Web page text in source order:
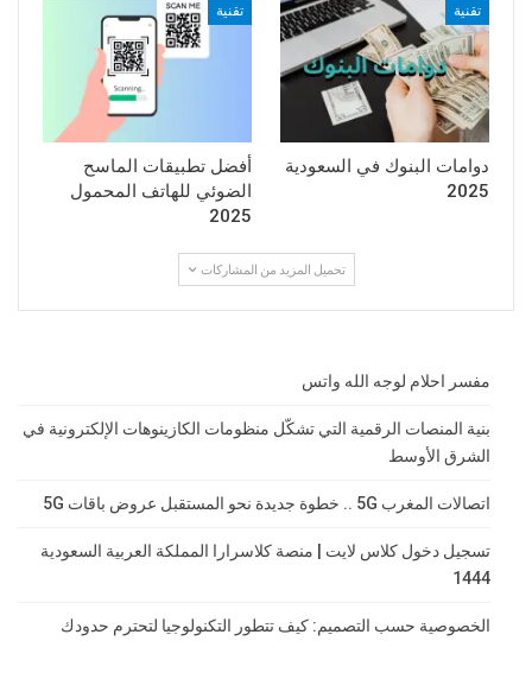
تقنية
دوامات البنوك في السعودية
2025
تقنية
أفضل تطبيقات الماسح
الضوئي للهاتف المحمول
2025
تحميل المزيد من المشاركات
مفسر احلام لوجه الله واتس
بنية المنصات الرقمية التي تشكّل منظومات الكازينوهات الإلكترونية في
الشرق الأوسط
اتصالات المغرب 5G .. خطوة جديدة نحو المستقبل عروض باقات 5G
تسجيل دخول كلاس لايت | منصة كلاسرارا المملكة العربية السعودية
1444
الخصوصية حسب التصميم: كيف تتطور التكنولوجيا لتحترم حدودك